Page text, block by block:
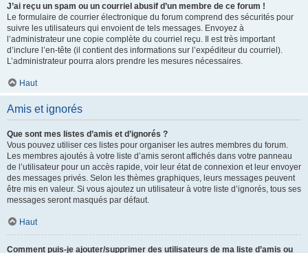
J’ai reçu un spam ou un courriel abusif d’un membre de ce forum !
Le formulaire de courrier électronique du forum comprend des sécurités pour
suivre les utilisateurs qui envoient de tels messages. Envoyez à
l’administrateur une copie complète du courriel reçu. Il est très important
d’inclure l’en-tête (il contient des informations sur l’expéditeur du courriel).
L’administrateur pourra alors prendre les mesures nécessaires.
Haut
Amis et ignorés
Que sont mes listes d’amis et d’ignorés ?
Vous pouvez utiliser ces listes pour organiser les autres membres du forum.
Les membres ajoutés à votre liste d’amis seront affichés dans votre panneau
de l’utilisateur pour un accès rapide, voir leur état de connexion et leur envoyer
des messages privés. Selon les thèmes graphiques, leurs messages peuvent
être mis en valeur. Si vous ajoutez un utilisateur à votre liste d’ignorés, tous ses
messages seront masqués par défaut.
Haut
Comment puis-je ajouter/supprimer des utilisateurs de ma liste d’amis ou